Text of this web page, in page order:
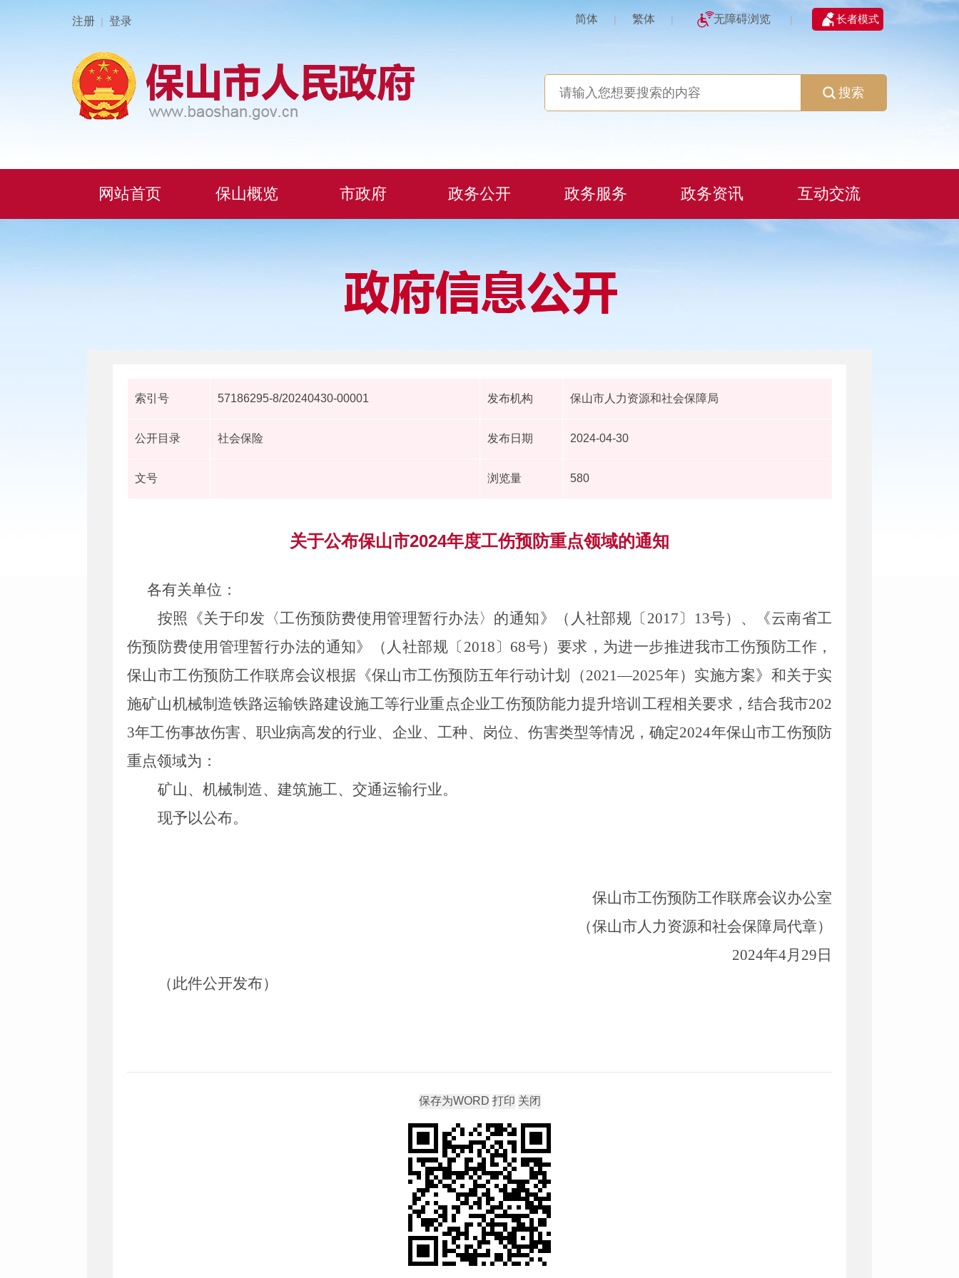
注册 | 登录 简体 | 繁体 | 无障碍浏览 | 长者模式
搜索
网站首页 保山概览 市政府 政务公开 政务服务 政务资讯 互动交流
索引号 57186295-8/20240430-00001 发布机构 保山市人力资源和社会保障局
公开目录 社会保险 发布日期 2024-04-30
文号 浏览量 580
关于公布保山市2024年度工伤预防重点领域的通知
各有关单位：
按照《关于印发〈工伤预防费使用管理暂行办法〉的通知》（人社部规〔2017〕13号）、《云南省工
伤预防费使用管理暂行办法的通知》（人社部规〔2018〕68号）要求，为进一步推进我市工伤预防工作，
保山市工伤预防工作联席会议根据 《保山市工伤预防五年行动计划（2021—2025年）实施方案》和关于实
施矿山机械制造铁路运输铁路建设施工等行业重点企业工伤预防能力提升培训工程相关要求，结合我市202
3年工伤事故伤害、职业病高发的行业、企业、工种、岗位、伤害类型等情况，确定2024年保山市工伤预防
重点领域为：
矿山、机械制造、建筑施工、交通运输行业。
现予以公布。
保山市工伤预防工作联席会议办公室
（保山市人力资源和社会保障局代章）
2024年4月29日
（此件公开发布）